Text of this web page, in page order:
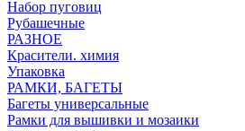
Набор пуговиц
Рубашечные
РАЗНОЕ
Красители. химия
Упаковка
РАМКИ, БАГЕТЫ
Багеты универсальные
Рамки для вышивки и мозаики